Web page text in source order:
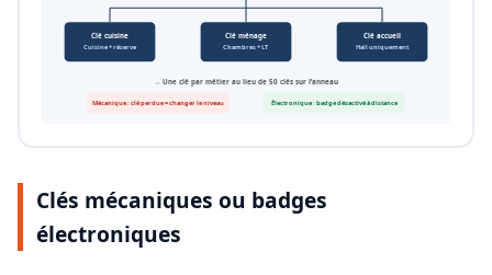
Clé cuisine
Cuisine + réserve
Clé ménage
Chambres + LT
Clé accueil
Hall uniquement
→ Une clé par métier au lieu de 50 clés sur l’anneau
Mécanique : clé perdue = changer le niveau Électronique : badge désactivé à distance
Clés mécaniques ou badges
électroniques